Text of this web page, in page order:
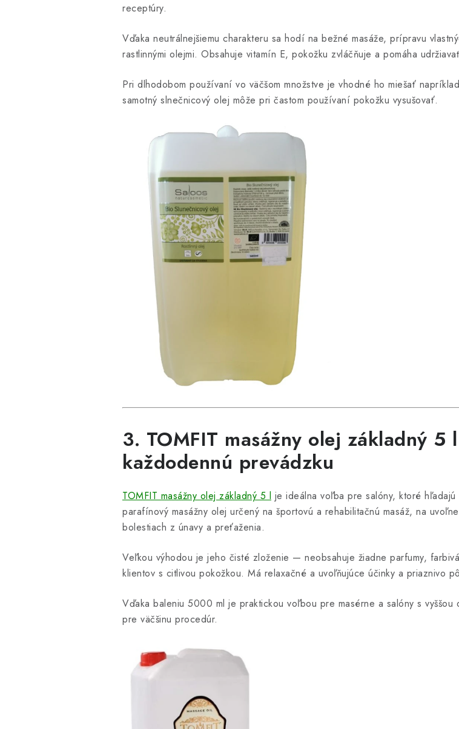
receptúry.
Vďaka neutrálnejšiemu charakteru sa hodí na bežné masáže, prípravu
rastlinnými olejmi. Obsahuje vitamín E, pokožku zvláčňuje a pomáha
Pri dlhodobom používaní vo väčšom množstve je vhodné ho miešať
samotný slnečnicový olej môže pri častom používaní pokožku vysušovať.
3. TOMFIT masážny olej základný
každodennú prevádzku
TOMFIT masážny olej základný 5 l je ideálna voľba pre salóny, ktoré
parafínový masážny olej určený na športovú a rehabilitačnú masáž, na
bolestiach z únavy a preťaženia.
Veľkou výhodou je jeho čisté zloženie — neobsahuje žiadne parfumy,
klientov s citlivou pokožkou. Má relaxačné a uvoľňujúce účinky a priaznivo
Vďaka baleniu 5000 ml je praktickou voľbou pre masérne a salóny s
pre väčšinu procedúr.